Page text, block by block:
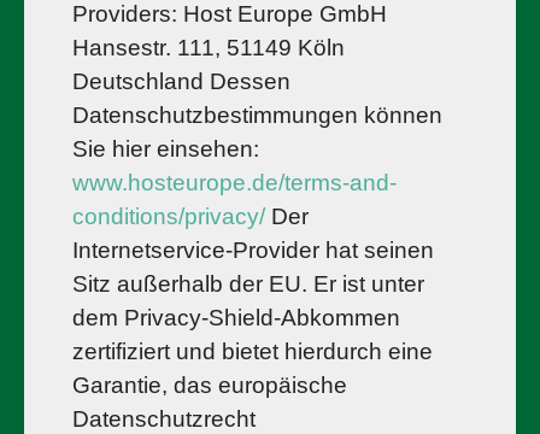
Providers: Host Europe GmbH
Hansestr. 111, 51149 Köln
Deutschland Dessen
Datenschutzbestimmungen können
Sie hier einsehen:
www.hosteurope.de/terms-and-
conditions/privacy/ Der
Internetservice-Provider hat seinen
Sitz außerhalb der EU. Er ist unter
dem Privacy-Shield-Abkommen
zertifiziert und bietet hierdurch eine
Garantie, das europäische
Datenschutzrecht